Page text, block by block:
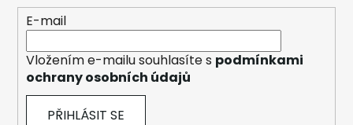
E-mail
Vložením e-mailu souhlasíte s podmínkami
ochrany osobních údajů
PŘIHLÁSIT SE